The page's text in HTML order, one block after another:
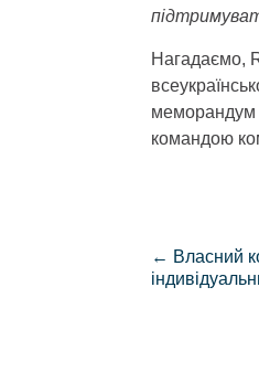
Нагадаємо,
меморандум
командою
← Власний